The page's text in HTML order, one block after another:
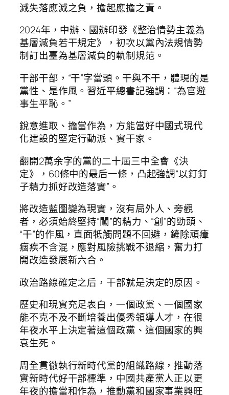
減失落應減之負，擔起應擔之責。
2024年，中辦、國辦印發《整治情勢主義為
基層減負若干規定》，初次以黨內法規情勢
制訂出臺為基層減負的軌制規范。
干部干部，“干”字當頭。干與不干，體現的是
黨性、是作風。習近平總書記強調：“為官避
事生平恥。”
銳意進取、擔當作為，方能當好中國式現代
化建設的堅定行動派、實干家。
翻開2萬余字的黨的二十屆三中全會《決
定》，60條中的最后一條，凸起強調“以釘釘
子精力抓好改造落實”。
將改造藍圖變為現實，沒有局外人、旁觀
者，必須始終堅持“闖”的精力、“創”的勁頭、
“干”的作風，直面牴觸問題不回避，鏟除頑瘴
痼疾不含混，應對風險挑戰不退縮，奮力打
開改造發展新六合。
政治路線確定之后，干部就是決定的原因。
歷史和現實充足表白，一個政黨、一個國家
能不克不及不斷培養出優秀領導人才，在很
年夜水平上決定著這個政黨、這個國家的興
衰生死。
周全貫徹執行新時代黨的組織路線，推動落
實新時代好干部標準，中國共產黨人正以更
年夜的擔當和作為，推動黨和國家事業興旺